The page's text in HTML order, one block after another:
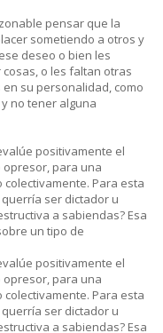
pensar que la
sometiendo a otros y
deseo o bien les
o les faltan otras
su personalidad, como
no tener alguna
positivamente el
para una
Para esta
ser dictador u
a sabiendas? Esa
un tipo de
positivamente el
para una
Para esta
ser dictador u
a sabiendas? Esa